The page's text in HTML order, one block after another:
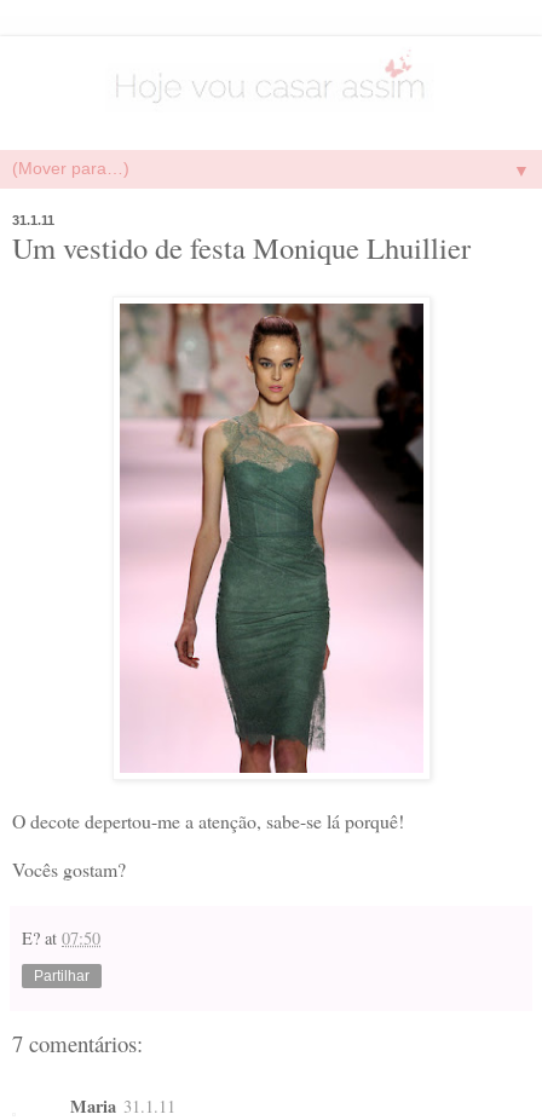
▼
31.1.11
Um vestido de festa Monique Lhuillier
O decote depertou-me a atenção, sabe-se lá porquê!
Vocês gostam?
E? at 07:50
Partilhar
7 comentários:
Maria 31.1.11